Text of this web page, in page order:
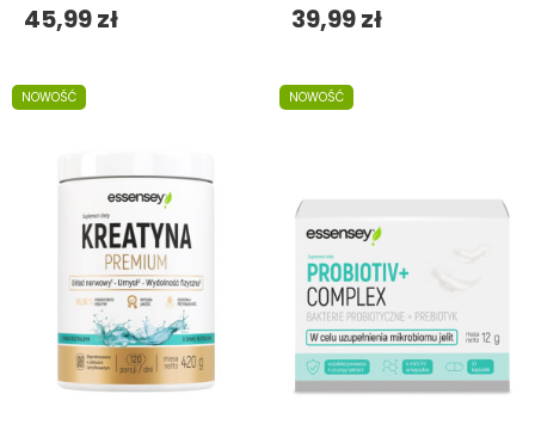
45,99 zł 39,99 zł
NOWOŚĆ NOWOŚĆ